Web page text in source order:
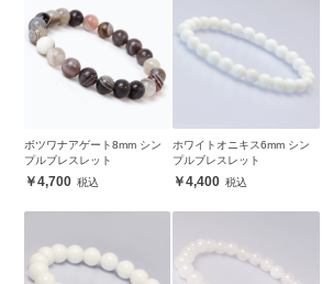
ボツワナアゲート8mm シン
プルブレスレット
4,700
ホワイトオニキス6mm シン
プルブレスレット
4,400